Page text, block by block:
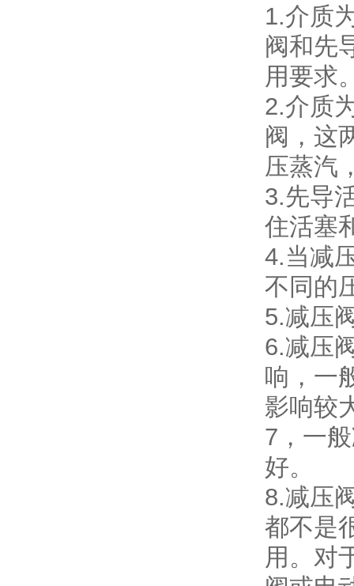
1.介质
阀和先
用要求
2.介质
阀，这
压蒸汽
3.先导
住活塞
4.当减
不同的
5.减压
6.减压
响，一
影响较
7，一
好。
8.减压
都不是
用。对